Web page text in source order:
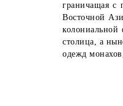
граничащая с
Восточной
колониальной
столица, а
одежд